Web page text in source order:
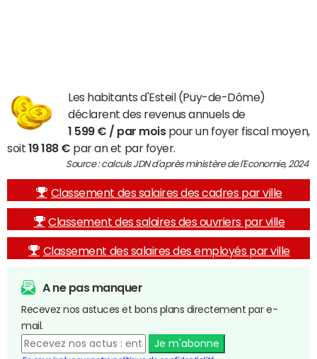
Les habitants d'Esteil (Puy-de-Dôme)
déclarent des revenus annuels de
1 599 € / par moispour un foyer fiscal moyen,
soit 19 188 € par an et par foyer.
Source : calculs JDN d'après ministère de l'Economie, 2024
Classement des salaires des cadres par ville
Classement des salaires des ouvriers par ville
Classement des salaires des employés par ville
A ne pas manquer
Recevez nos astuces et bons plans directement par e-
mail.
Je m'abonne